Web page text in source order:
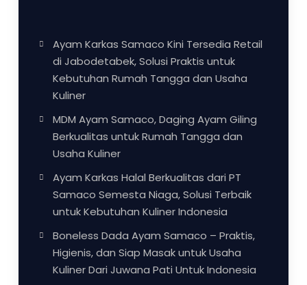
Ayam Karkas Samaco Kini Tersedia Retail
di Jabodetabek, Solusi Praktis untuk
Kebutuhan Rumah Tangga dan Usaha
Kuliner
MDM Ayam Samaco, Daging Ayam Giling
Berkualitas untuk Rumah Tangga dan
Usaha Kuliner
Ayam Karkas Halal Berkualitas dari PT
Samaco Semesta Niaga, Solusi Terbaik
untuk Kebutuhan Kuliner Indonesia
Boneless Dada Ayam Samaco – Praktis,
Higienis, dan Siap Masak untuk Usaha
Kuliner Dari Juwana Pati Untuk Indonesia